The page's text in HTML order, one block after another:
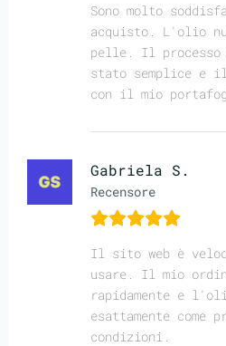
Sono molto
acquisto. L'olio
pelle. Il processo
stato semplice e
con il mio
Gabriela S.
Recensore
Il sito web è
usare. Il mio
rapidamente e
esattamente
condizioni.